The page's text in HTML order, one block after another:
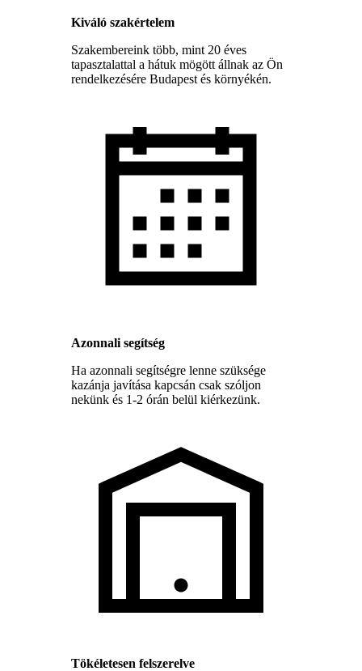
Kiváló szakértelem
Szakembereink több, mint 20 éves
tapasztalattal a hátuk mögött állnak az Ön
rendelkezésére Budapest és környékén.
Azonnali segítség
Ha azonnali segítségre lenne szüksége
kazánja javítása kapcsán csak szóljon
nekünk és 1-2 órán belül kiérkezünk.
Tökéletesen felszerelve